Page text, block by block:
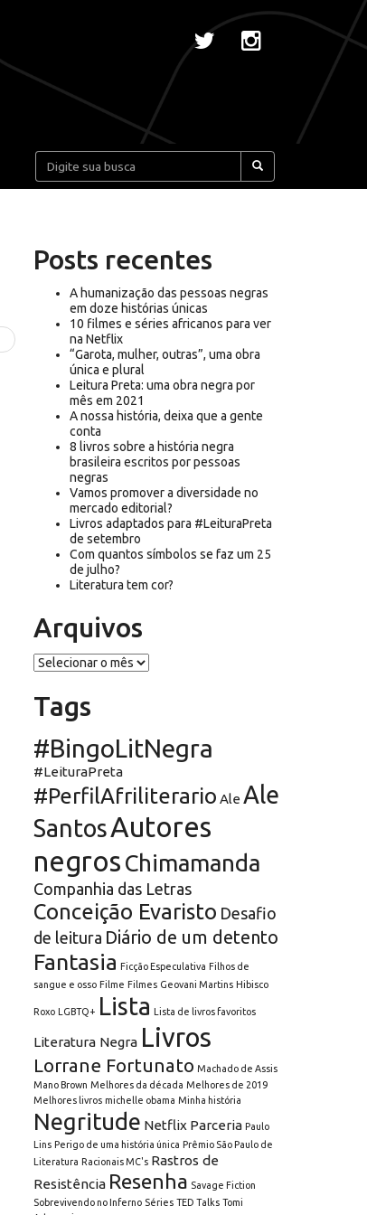
Pesquisar:
Posts recentes
A humanização das pessoas negras
em doze histórias únicas
10 filmes e séries africanos para ver
na Netflix
“Garota, mulher, outras”, uma obra
única e plural
Leitura Preta: uma obra negra por
mês em 2021
A nossa história, deixa que a gente
conta
8 livros sobre a história negra
brasileira escritos por pessoas
negras
Vamos promover a diversidade no
mercado editorial?
Livros adaptados para #LeituraPreta
de setembro
Com quantos símbolos se faz um 25
de julho?
Literatura tem cor?
Arquivos
Arquivos
Tags
#BingoLitNegra
#LeituraPreta
#PerfilAfriliterario Ale Ale
SantosAutores
negros Chimamanda
Companhia das Letras
Conceição Evaristo Desafio
de leitura Diário de um detento
Fantasia Ficção Especulativa Filhos de
sangue e osso Filme Filmes Geovani Martins Hibisco
Roxo LGBTQ+ Lista Lista de livros favoritos
Literatura Negra Livros
Lorrane Fortunato Machado de Assis
Mano Brown Melhores da década Melhores de 2019
Melhores livros michelle obama Minha história
Negritude Netflix Parceria Paulo
Lins Perigo de uma história única Prêmio São Paulo de
Literatura Racionais MC's Rastros de
Resistência Resenha Savage Fiction
Sobrevivendo no Inferno Séries TED Talks Tomi